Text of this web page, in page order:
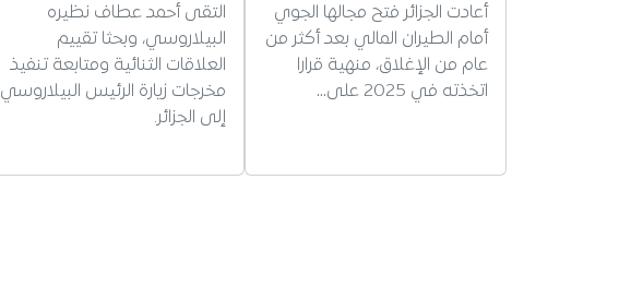
أعادت الجزائر فتح مجالها الجوي
أمام الطيران المالي بعد أكثر من
عام من الإغلاق، منهية قرارا
اتخذته في 2025 على…
التقى أحمد عطاف نظيره
البيلاروسي، وبحثا تقييم
العلاقات الثنائية ومتابعة تنفيذ
مخرجات زيارة الرئيس البيلاروسي
إلى الجزائر.